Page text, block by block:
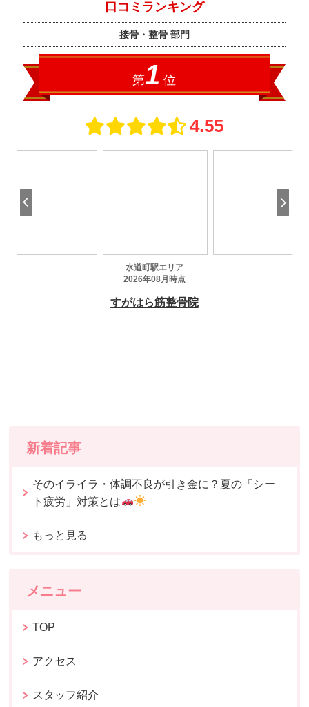
新着記事
そのイライラ・体調不良が引き金に？夏の「シー
ト疲労」対策とは
もっと見る
メニュー
TOP
アクセス
スタッフ紹介